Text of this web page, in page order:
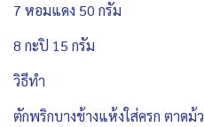
7 หอมแดง 50 กรัม
8 กะปิ 15 กรัม
วิธีทำ
ตักพริกบางช้างแห้งใส่ครก ตาด